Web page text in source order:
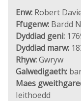
Enw: Robert
Ffugenw: Bardd
Dyddiad geni:
Dyddiad marw:
Rhyw:Gwryw
Galwedigaeth:
Maes
Ieithoedd